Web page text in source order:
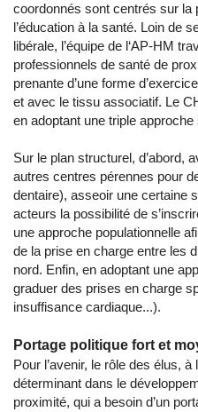
coordonnés sont centrés sur la
l’éducation à la santé. Loin de
libérale, l’équipe de l‘AP-HM
professionnels de santé de
prenante d’une forme
et avec le tissu associatif. Le
en adoptant une triple
Sur le plan structurel, d’abord,
autres centres pérennes pour
dentaire), asseoir une certaine
acteurs la possibilité de
une approche populationnelle
de la prise en charge entre les
nord. Enfin, en adoptant une
graduer des prises en charge
insuffisance cardiaque...).
Portage politique fort et
Pour l’avenir, le rôle des élus,
déterminant dans le
proximité, qui a besoin d’un